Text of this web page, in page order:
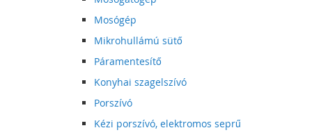
Mosógép
Mikrohullámú sütő
Páramentesítő
Konyhai szagelszívó
Porszívó
Kézi porszívó, elektromos seprű